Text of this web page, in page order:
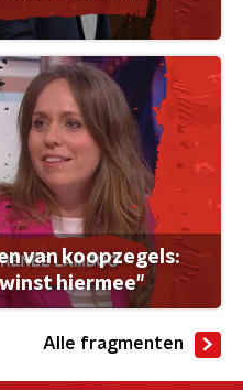
van koopzegels:
hiermee"
Alle fragmenten